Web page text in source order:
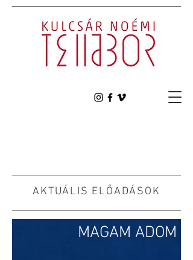
AKTUÁLIS ELŐADÁSOK
MAGAM ADOM